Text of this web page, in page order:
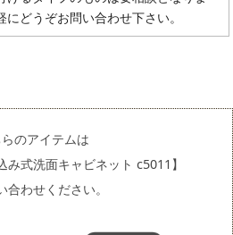
にどうぞお問い合わせ下さい。
のアイテムは
み式洗面キャビネット c5011】
合わせください。